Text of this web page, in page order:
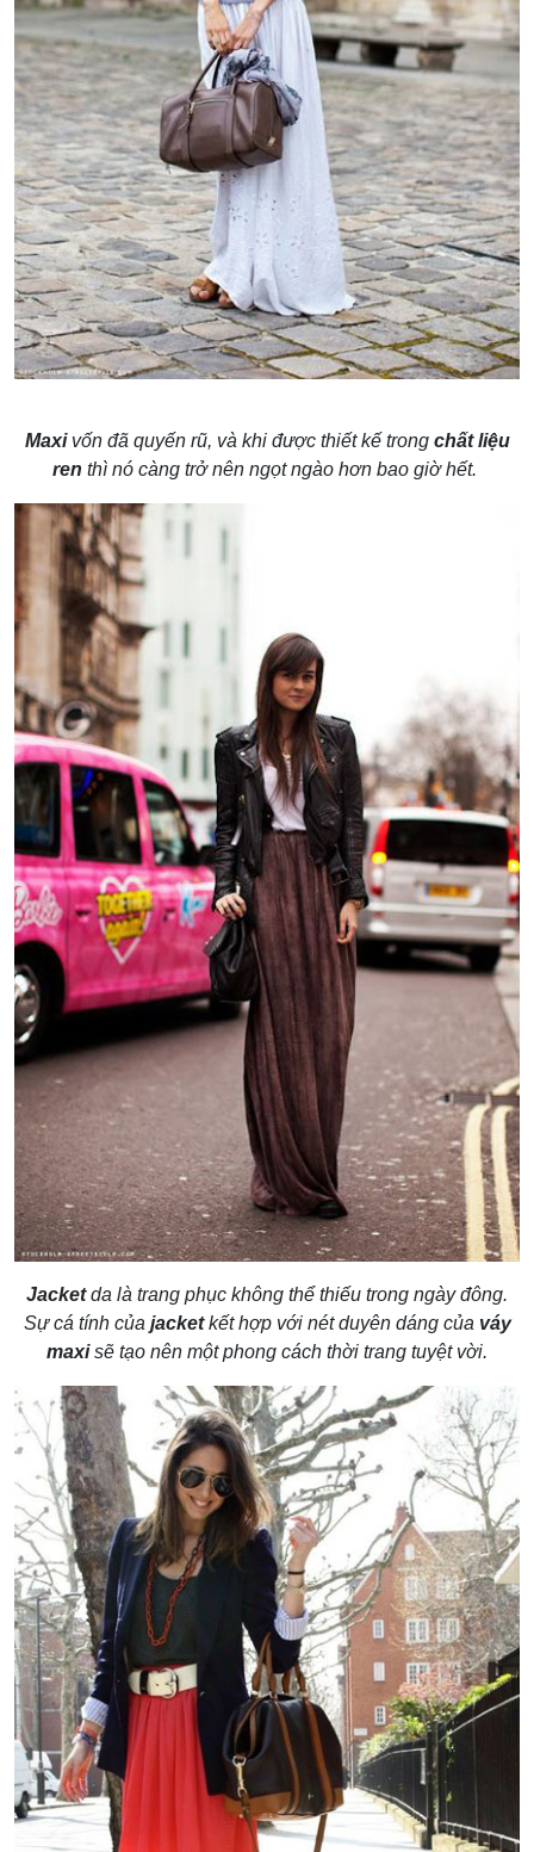
Maxi vốn đã quyến rũ, và khi được thiết kế trong chất liệu
ren thì nó càng trở nên ngọt ngào hơn bao giờ hết.
Jacketda là trang phục không thể thiếu trong ngày đông.
Sự cá tính của jacketkết hợp với nét duyên dáng của váy
maxisẽ tạo nên một phong cách thời trang tuyệt vời.